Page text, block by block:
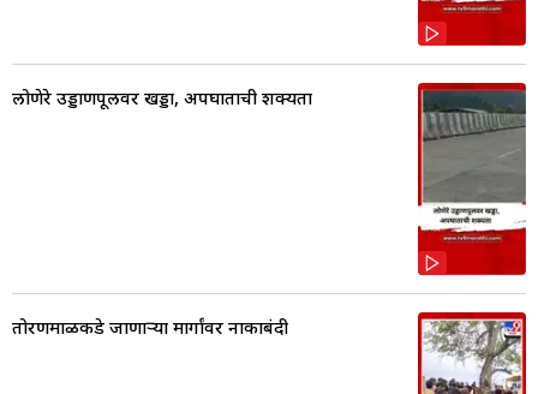
लोणेरे उड्डाणपूलवर खड्डा, अपघाताची शक्यता
तोरणमाळकडे जाणाऱ्या मार्गांवर नाकाबंदी